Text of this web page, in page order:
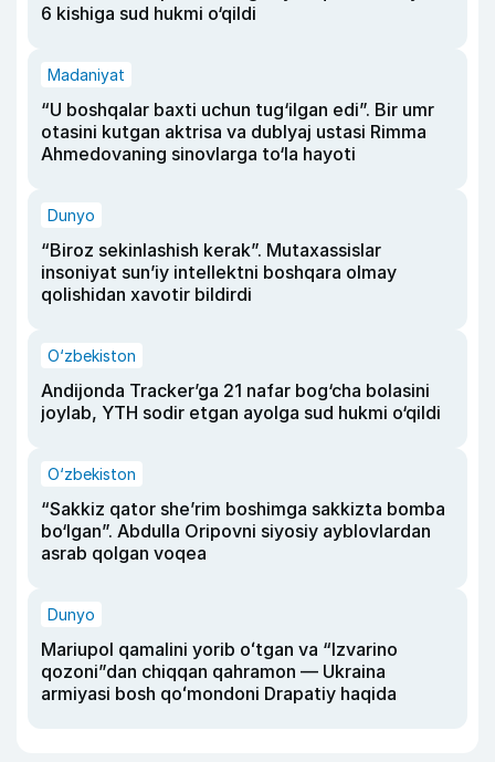
6 kishiga sud hukmi o‘qildi
Madaniyat
“U boshqalar baxti uchun tug‘ilgan edi”. Bir umr
otasini kutgan aktrisa va dublyaj ustasi Rimma
Ahmedovaning sinovlarga to‘la hayoti
Dunyo
“Biroz sekinlashish kerak”. Mutaxassislar
insoniyat sun’iy intellektni boshqara olmay
qolishidan xavotir bildirdi
O‘zbekiston
Andijonda Tracker’ga 21 nafar bog‘cha bolasini
joylab, YTH sodir etgan ayolga sud hukmi o‘qildi
O‘zbekiston
“Sakkiz qator she’rim boshimga sakkizta bomba
bo‘lgan”. Abdulla Oripovni siyosiy ayblovlardan
asrab qolgan voqea
Dunyo
Mariupol qamalini yorib oʻtgan va “Izvarino
qozoni”dan chiqqan qahramon — Ukraina
armiyasi bosh qoʻmondoni Drapatiy haqida